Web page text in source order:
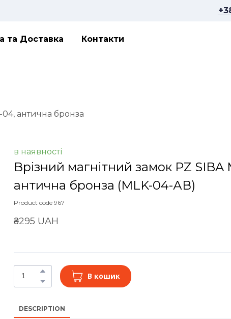
та Доставка Контакти
антична бронза
в наявності
Врізний магнітний замок PZ SIBA
антична бронза (MLK-04-АВ)
Product code 967
₴295 UAH
В кошик
DESCRIPTION